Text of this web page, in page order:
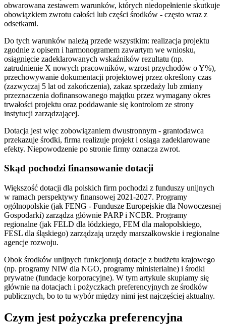
obwarowana zestawem warunków, których niedopełnienie skutkuje
obowiązkiem zwrotu całości lub części środków - często wraz z
odsetkami.
Do tych warunków należą przede wszystkim: realizacja projektu
zgodnie z opisem i harmonogramem zawartym we wniosku,
osiągnięcie zadeklarowanych wskaźników rezultatu (np.
zatrudnienie X nowych pracowników, wzrost przychodów o Y%),
przechowywanie dokumentacji projektowej przez określony czas
(zazwyczaj 5 lat od zakończenia), zakaz sprzedaży lub zmiany
przeznaczenia dofinansowanego majątku przez wymagany okres
trwałości projektu oraz poddawanie się kontrolom ze strony
instytucji zarządzającej.
Dotacja jest więc zobowiązaniem dwustronnym - grantodawca
przekazuje środki, firma realizuje projekt i osiąga zadeklarowane
efekty. Niepowodzenie po stronie firmy oznacza zwrot.
Skąd pochodzi finansowanie dotacji
Większość dotacji dla polskich firm pochodzi z funduszy unijnych
w ramach perspektywy finansowej 2021-2027. Programy
ogólnopolskie (jak FENG - Fundusze Europejskie dla Nowoczesnej
Gospodarki) zarządza głównie PARP i NCBR. Programy
regionalne (jak FELD dla łódzkiego, FEM dla małopolskiego,
FESL dla śląskiego) zarządzają urzędy marszałkowskie i regionalne
agencje rozwoju.
Obok środków unijnych funkcjonują dotacje z budżetu krajowego
(np. programy NIW dla NGO, programy ministerialne) i środki
prywatne (fundacje korporacyjne). W tym artykule skupiamy się
głównie na dotacjach i pożyczkach preferencyjnych ze środków
publicznych, bo to tu wybór między nimi jest najczęściej aktualny.
Czym jest pożyczka preferencyjna